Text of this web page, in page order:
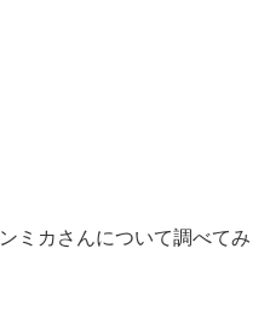
ミカさんについて調べてみ